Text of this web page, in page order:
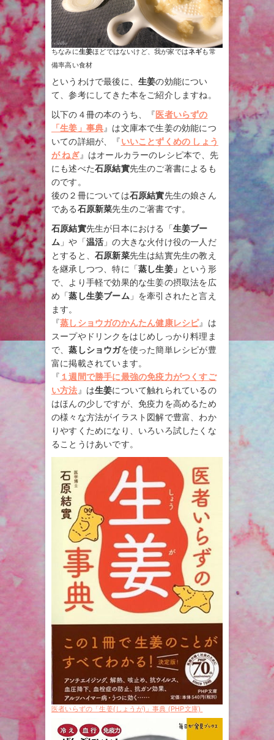
ちなみに生姜ほどではないけど、我が家ではネギも常
備率高い食材
というわけで最後に、 生姜の効能につい
て、参考にしてきた本をご紹介しますね。
以下の４冊の本のうち、『医者いらずの
「生姜」事典』は文庫本で生姜の効能につ
いての詳細が、『いいことずくめの しょう
が ねぎ』はオールカラーのレシピ本で、先
にも述べた石原結實先生のご著書によるも
のです。
後の２冊については石原結實先生の娘さん
である石原新菜先生のご著書です。
石原結實先生が日本における「生姜ブー
ム 」や「温活 」の大きな火付け役の一人だ
とすると、 石原新菜先生は結實先生の教え
を継承しつつ、特に「蒸し生姜」 という形
で、より手軽で効果的な生姜の摂取法を広
め「蒸し生姜ブーム 」を牽引されたと言え
ます。
『蒸しショウガのかんたん健康レシピ』は
スープやドリンクをはじめしっかり料理ま
で、蒸しショウガを使った簡単レシピが豊
富に掲載されています。
『 １週間で勝手に最強の免疫力がつくすご
い方法 』は生姜について触れられているの
はほんの少しですが、免疫力を高めるため
の様々な方法がイラスト図解で豊富、わか
りやすくためになり、いろいろ試したくな
ることうけあいです。
医者いらずの「生姜(しょうが)」事典 (PHP文庫)